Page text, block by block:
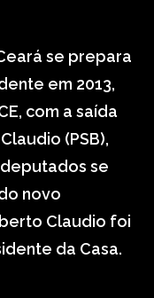
se prepara
em 2013,
com a saída
(PSB),
se
novo
Claudio foi
da Casa.